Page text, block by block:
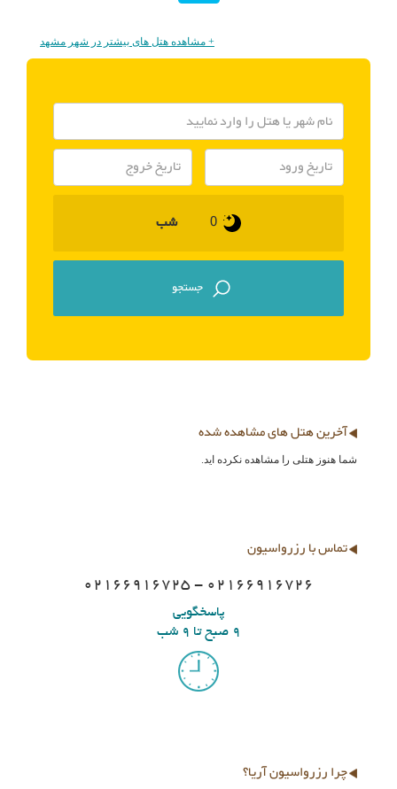
+ مشاهده هتل های بیشتر در شهر مشهد
شب
آخرین هتل های مشاهده شده
شما هنوز هتلی را مشاهده نکرده اید.
تماس با رزرواسیون
02166916725 - 02166916726
پاسخگویی
9 صبح تا 9 شب
چرا رزرواسیون آریا؟